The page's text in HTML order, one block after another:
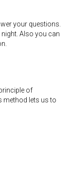
your questions.
Also you can
of
method lets us to